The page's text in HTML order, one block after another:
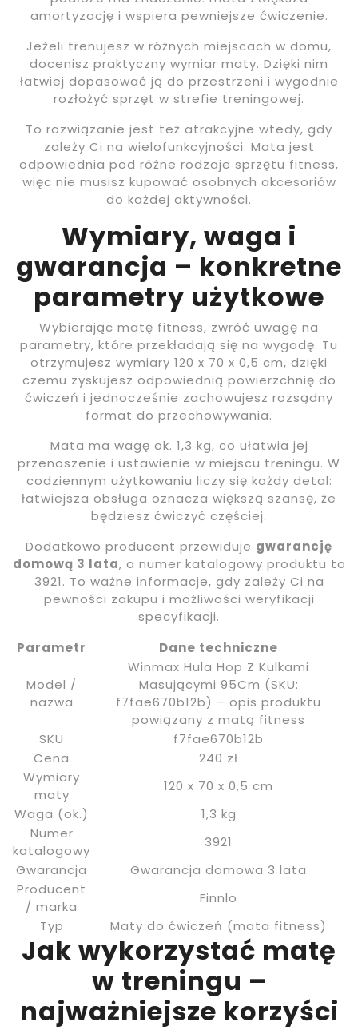
amortyzację i wspiera pewniejsze ćwiczenie.
Jeżeli trenujesz w różnych miejscach w domu,
docenisz praktyczny wymiar maty. Dzięki nim
łatwiej dopasować ją do przestrzeni i wygodnie
rozłożyć sprzęt w strefie treningowej.
To rozwiązanie jest też atrakcyjne wtedy, gdy
zależy Ci na wielofunkcyjności. Mata jest
odpowiednia pod różne rodzaje sprzętu fitness,
więc nie musisz kupować osobnych akcesoriów
do każdej aktywności.
Wymiary, waga i
gwarancja – konkretne
parametry użytkowe
Wybierając matę fitness, zwróć uwagę na
parametry, które przekładają się na wygodę. Tu
otrzymujesz wymiary 120 x 70 x 0,5 cm, dzięki
czemu zyskujesz odpowiednią powierzchnię do
ćwiczeń i jednocześnie zachowujesz rozsądny
format do przechowywania.
Mata ma wagę ok. 1,3 kg, co ułatwia jej
przenoszenie i ustawienie w miejscu treningu. W
codziennym użytkowaniu liczy się każdy detal:
łatwiejsza obsługa oznacza większą szansę, że
będziesz ćwiczyć częściej.
Dodatkowo producent przewiduje gwarancję
domową 3 lata, a numer katalogowy produktu to
3921. To ważne informacje, gdy zależy Ci na
pewności zakupu i możliwości weryfikacji
specyfikacji.
Parametr
Dane techniczne
Model /
nazwa
Winmax Hula Hop Z Kulkami
Masującymi 95Cm (SKU:
f7fae670b12b) – opis produktu
powiązany z matą fitness
SKU
f7fae670b12b
Cena
240 zł
Wymiary
maty
120 x 70 x 0,5 cm
Waga (ok.)
1,3 kg
Numer
katalogowy
3921
Gwarancja
Gwarancja domowa 3 lata
Producent
/ marka
Finnlo
Typ
Maty do ćwiczeń (mata fitness)
Jak wykorzystać matę
w treningu –
najważniejsze korzyści